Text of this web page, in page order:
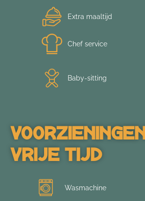
Extra maaltijd
Chef service
Baby-sitting
Vrije Tijd
Wasmachine